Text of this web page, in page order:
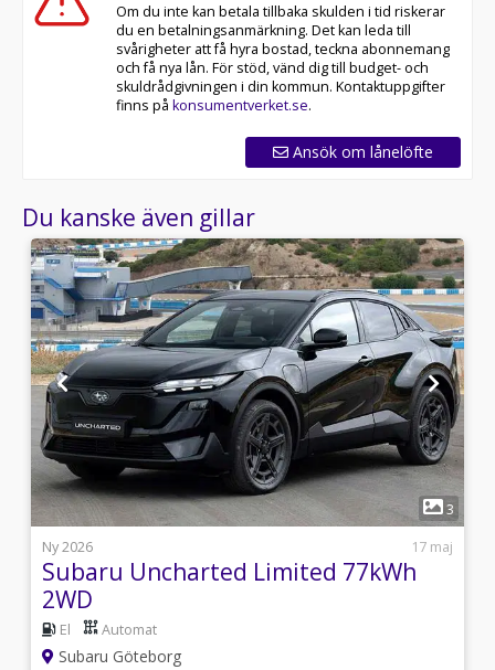
Om du inte kan betala tillbaka skulden i tid riskerar
du en betalningsanmärkning. Det kan leda till
svårigheter att få hyra bostad, teckna abonnemang
och få nya lån. För stöd, vänd dig till budget- och
skuldrådgivningen i din kommun. Kontaktuppgifter
finns på konsumentverket.se.
Ansök om lånelöfte
Du kanske även gillar
1
3
Ny 2026
17 maj
Subaru Uncharted Limited 77kWh
2WD
El Automat
Subaru Göteborg